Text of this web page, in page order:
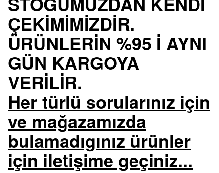
ÇEKİMİMİZDİR.
ÜRÜNLERİN %95 İ AYNI
GÜN KARGOYA
VERİLİR.
Her türlü sorularınız için
ve mağazamızda
bulamadıgınız ürünler
için iletişime geçiniz...